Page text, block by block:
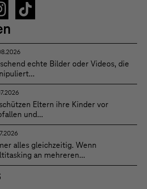
echte Bilder oder Videos, die
Eltern ihre Kinder vor
und...
alles gleichzeitig. Wenn
an mehreren...